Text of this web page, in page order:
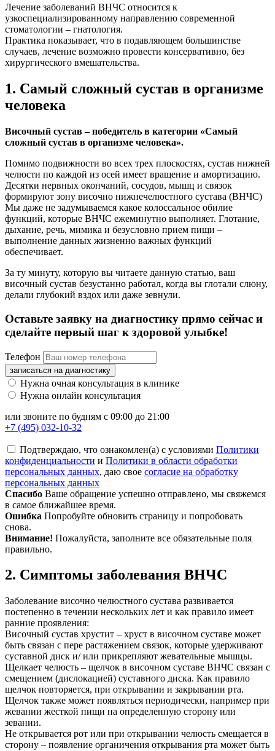
Лечение заболеваний ВНЧС относится к
узкоспециализированному направлению современной
стоматологии – гнатология.
Практика показывает, что в подавляющем большинстве
случаев, лечение возможно провести консервативно, без
хирургического вмешательства.
1. Самый сложный сустав в организме
человека
Височный сустав – победитель в категории «Самый
сложный сустав в организме человека».
Помимо подвижности во всех трех плоскостях, сустав нижней
челюсти по каждой из осей имеет вращение и амортизацию.
Десятки нервных окончаний, сосудов, мышц и связок
формируют зону височно нижнечелюстного сустава (ВНЧС)
Мы даже не задумываемся какое колоссальное обилие
функций, которые ВНЧС ежеминутно выполняет. Глотание,
дыхание, речь, мимика и безусловно прием пищи –
выполнение данных жизненно важных функций
обеспечивает.
За ту минуту, которую вы читаете данную статью, ваш
височный сустав безустанно работал, когда вы глотали слюну,
делали глубокий вздох или даже зевнули.
Оставьте заявку на диагностику прямо сейчас и
сделайте первый шаг к здоровой улыбке!
Телефон
записаться на диагностику
Нужна очная консультация в клинике
Нужна онлайн консультация
или звоните по будням с 09:00 до 21:00
+7 (495) 032-10-32
Подтверждаю, что ознакомлен(а) с условиями Политики
конфиденциальности и Политики в области обработки
персональных данных, даю свое согласие на обработку
персональных данных
Спасибо Ваше обращение успешно отправлено, мы свяжемся
в самое ближайшее время.
Ошибка Попробуйте обновить страницу и попробовать
снова.
Внимание! Пожалуйста, заполните все обязательные поля
правильно.
2. Симптомы заболевания ВНЧС
Заболевание височно челюстного сустава развивается
постепенно в течении нескольких лет и как правило имеет
ранние проявления:
Височный сустав хрустит – хруст в височном суставе может
быть связан с пере растяжением связок, которые удерживают
суставной диск и/ или прикрепляют жевательные мышцы.
Щелкает челюсть – щелчок в височном суставе ВНЧС связан с
смещением (дислокацией) суставного диска. Как правило
щелчок повторяется, при открывании и закрывании рта.
Щелчок также может появляться периодически, например при
жевании жесткой пищи на определенную сторону или
зевании.
Не открывается рот или при открывании челюсть смещается в
сторону – появление органичения открывания рта может быть